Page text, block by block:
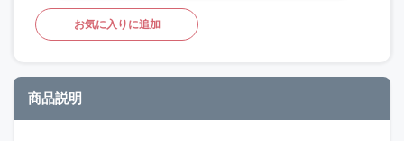
お気に入りに追加
商品説明